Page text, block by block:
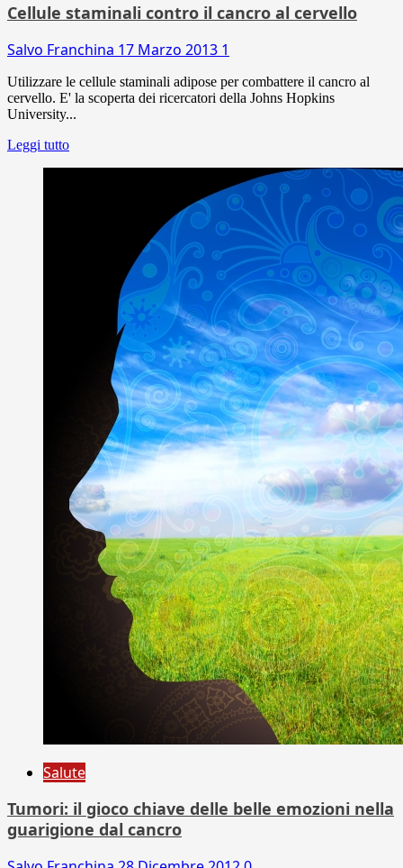
Cellule staminali contro il cancro al cervello
Salvo Franchina 17 Marzo 2013 1
Utilizzare le cellule staminali adipose per combattere il cancro al
cervello. E' la scoperta dei ricercatori della Johns Hopkins
University...
Leggi tutto
Salute
Tumori: il gioco chiave delle belle emozioni nella
guarigione dal cancro